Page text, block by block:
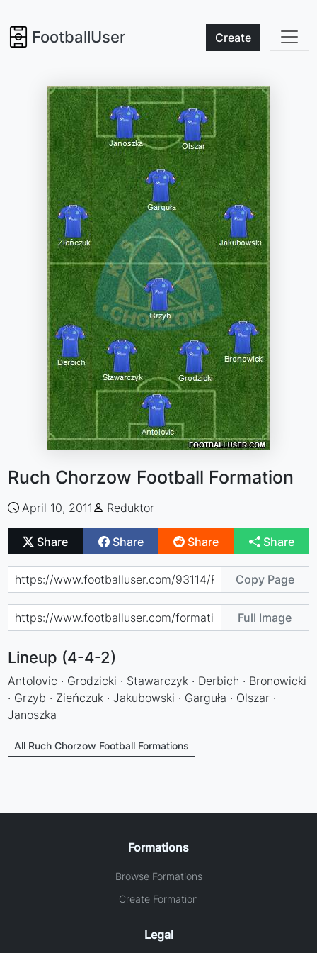
FootballUser Create
Ruch Chorzow Football Formation
April 10, 2011 Reduktor
Share Share Share Share
Copy Page
Full Image
Lineup (4-4-2)
Antolovic · Grodzicki · Stawarczyk · Derbich · Bronowicki
· Grzyb · Zieńczuk · Jakubowski · Garguła · Olszar ·
Janoszka
All Ruch Chorzow Football Formations
Formations
Browse Formations
Create Formation
Legal